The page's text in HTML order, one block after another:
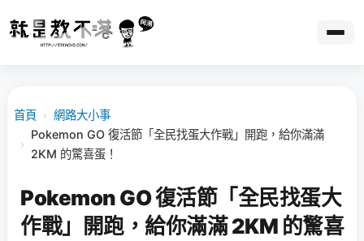
首頁 › 網路大小事
›
Pokemon GO 復活節「全民找蛋大作戰」開跑，給你滿滿
2KM 的驚喜蛋！
Pokemon GO 復活節「全民找蛋大
作戰」開跑，給你滿滿 2KM 的驚喜